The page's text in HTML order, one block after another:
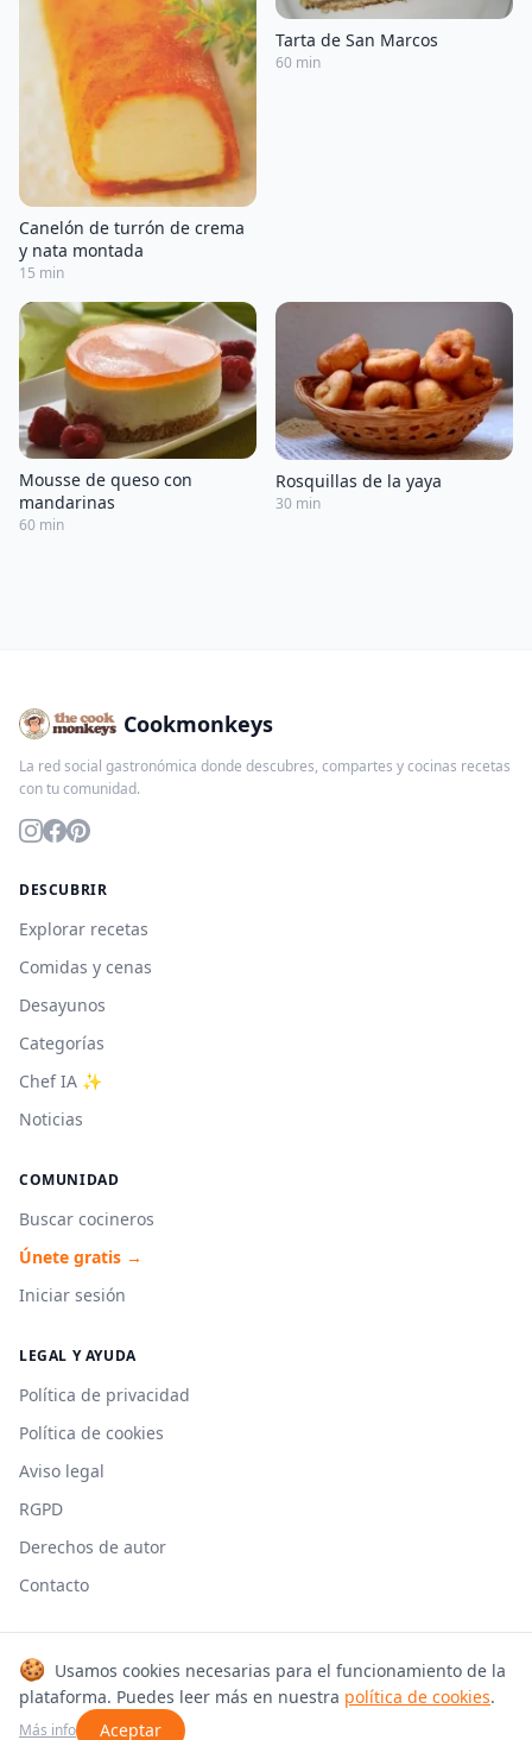
Canelón de turrón de crema
y nata montada
15 min
Tarta de San Marcos
60 min
Mousse de queso con
mandarinas
60 min
Rosquillas de la yaya
30 min
Cookmonkeys
La red social gastronómica donde descubres, compartes y cocinas recetas
con tu comunidad.
DESCUBRIR
Explorar recetas
Comidas y cenas
Desayunos
Categorías
Chef IA ✨
Noticias
COMUNIDAD
Buscar cocineros
Únete gratis →
Iniciar sesión
LEGAL Y AYUDA
Política de privacidad
Política de cookies
Aviso legal
RGPD
Derechos de autor
Contacto
© 2026 Cookmonkeys. Todos los derechos reservados.
Hecho con 🍳 en España
🍪 Usamos cookies necesarias para el funcionamiento de la
plataforma. Puedes leer más en nuestra política de cookies.
Más info Aceptar